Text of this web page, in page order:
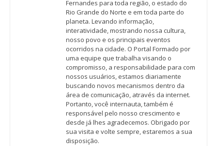
Fernandes para toda região, o estado do
Rio Grande do Norte e em toda parte do
planeta. Levando informação,
interatividade, mostrando nossa cultura,
nosso povo e os principais eventos
ocorridos na cidade. O Portal Formado por
uma equipe que trabalha visando o
compromisso, a responsabilidade para com
nossos usuários, estamos diariamente
buscando novos mecanismos dentro da
área de comunicação, através da internet.
Portanto, você internauta, também é
responsável pelo nosso crescimento e
desde já lhes agradecemos. Obrigado por
sua visita e volte sempre, estaremos a sua
disposição.